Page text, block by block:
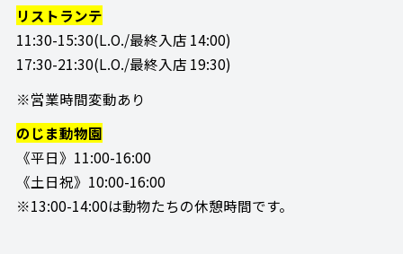
リストランテ
11:30-15:30(L.O./最終入店 14:00)
17:30-21:30(L.O./最終入店 19:30)
※営業時間変動あり
のじま動物園
《平日》11:00-16:00
《土日祝》10:00-16:00
※13:00-14:00は動物たちの休憩時間です。